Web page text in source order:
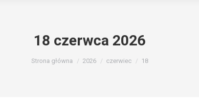
18 czerwca 2026
Strona główna 2026 czerwiec 18